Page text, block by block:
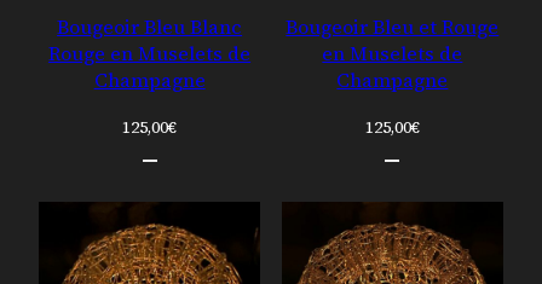
Bougeoir Bleu Blanc
Rouge en Muselets de
Champagne
125,00€
Bougeoir Bleu et Rouge
en Muselets de
Champagne
125,00€